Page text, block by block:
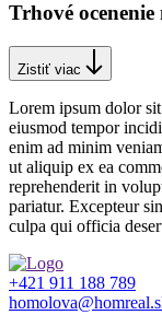
Trhové ocenenie
Zistiť viac
Lorem ipsum dolor
eiusmod tempor
enim ad minim
ut aliquip ex ea
reprehenderit in
pariatur. Excepteur
culpa qui officia
+421 911 188 789